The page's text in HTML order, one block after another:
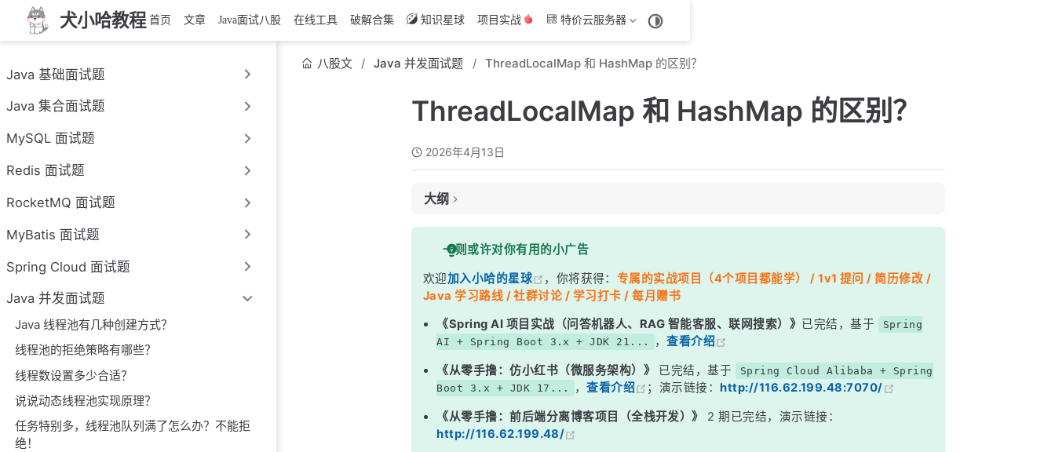
犬小哈教程 首页 文章 Java面试八股 在线工具 破解合集 知识星球 项目实战 特价云服务器
Java 基础面试题
Java 集合面试题
MySQL 面试题
Redis 面试题
RocketMQ 面试题
MyBatis 面试题
Spring Cloud 面试题
Java 并发面试题
Java 线程池有几种创建方式？
线程池的拒绝策略有哪些？
线程数设置多少合适？
说说动态线程池实现原理？
任务特别多，线程池队列满了怎么办？不能拒
绝！
八股文 Java 并发面试题 ThreadLocalMap 和 HashMap 的区别？
ThreadLocalMap 和 HashMap 的区别？
2026年4月13日
大纲
面试考察点
核心答案
深度解析
二、Key 的设计——弱引用是关键
三、为什么 ThreadLocalMap 不直接用 HashMap？
四、过期 Entry 的清理机制
面试高频追问
常见面试变体
一则或许对你有用的小广告
欢迎加入小哈的星球 ，你将获得： 专属的实战项目（4个项目都能学） / 1v1 提问 / 简历修改 /
Java 学习路线 / 社群讨论 / 学习打卡 / 每月赠书
《Spring AI 项目实战（问答机器人、RAG 智能客服、联网搜索）》 已完结，基于
Spring
AI + Spring Boot 3.x + JDK 21...
，查看介绍
《从零手撸：仿小红书（微服务架构）》 已完结，基于
Spring Cloud Alibaba + Spring
Boot 3.x + JDK 17...
，查看介绍 ；演示链接：http://116.62.199.48:7070/
《从零手撸：前后端分离博客项目（全栈开发）》
2 期已完结，演示链接：
http://116.62.199.48/